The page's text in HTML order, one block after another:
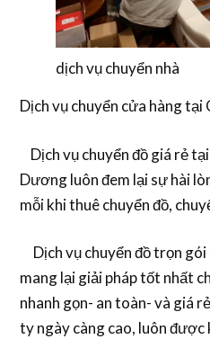
dịch vụ chuyển nhà
Dịch vụ chuyển cửa hàng tại
Dịch vụ chuyển đồ giá rẻ
Dương luôn đem lại sự hài
mỗi khi thuê chuyển đồ,
Dịch vụ chuyển đồ trọn
mang lại giải pháp tốt nhất
nhanh gọn- an toàn- và giá
ty ngày càng cao, luôn